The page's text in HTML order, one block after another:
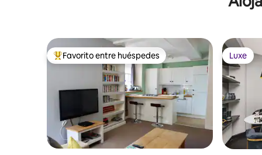
Favorito entre los huéspedes más destacados
Favorito entre huéspedes Luxe
Luxe